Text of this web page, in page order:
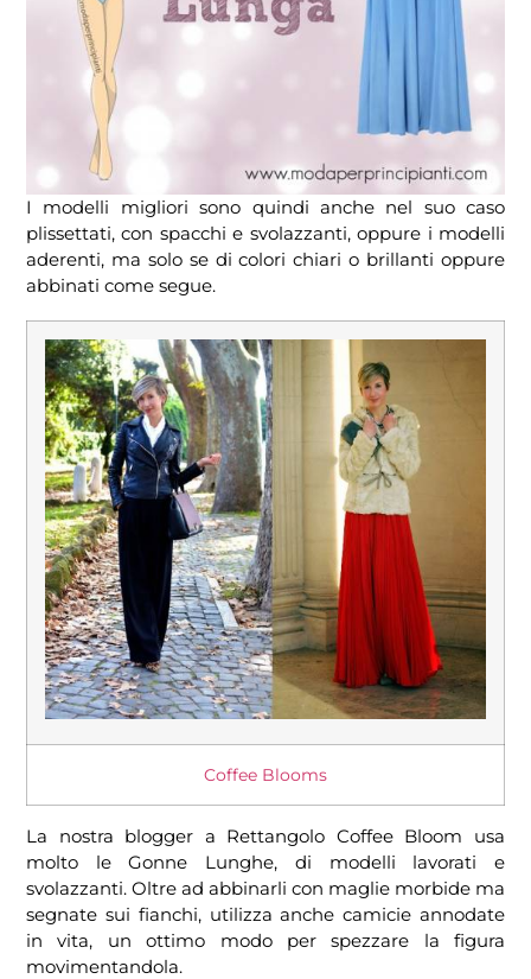
I modelli migliori sono quindi anche nel suo caso
plissettati, con spacchi e svolazzanti, oppure i modelli
aderenti, ma solo se di colori chiari o brillanti oppure
abbinati come segue.
Coffee Blooms
La nostra blogger a Rettangolo Coffee Bloom usa
molto le Gonne Lunghe, di modelli lavorati e
svolazzanti. Oltre ad abbinarli con maglie morbide ma
segnate sui fianchi, utilizza anche camicie annodate
in vita, un ottimo modo per spezzare la figura
movimentandola.